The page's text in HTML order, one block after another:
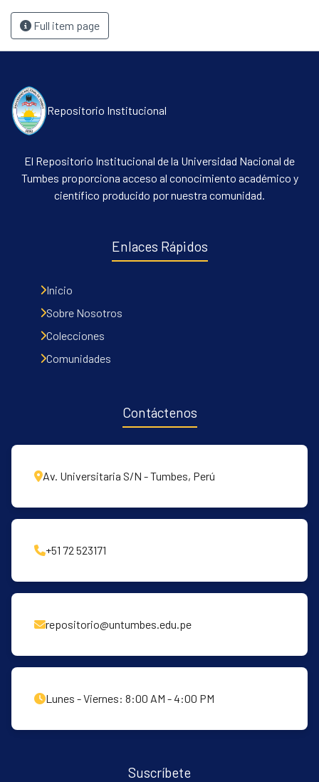
Full item page
Repositorio Institucional
El Repositorio Institucional de la Universidad Nacional de
Tumbes proporciona acceso al conocimiento académico y
científico producido por nuestra comunidad.
Enlaces Rápidos
Inicio
Sobre Nosotros
Colecciones
Comunidades
Contáctenos
Av. Universitaria S/N - Tumbes, Perú
+51 72 523171
repositorio@untumbes.edu.pe
Lunes - Viernes: 8:00 AM - 4:00 PM
Suscríbete